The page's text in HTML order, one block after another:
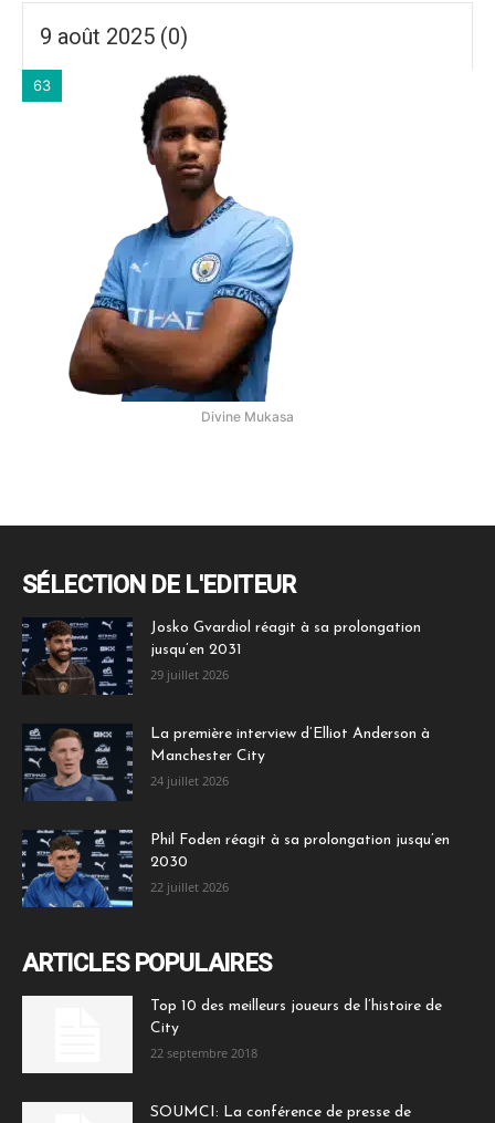
9 août 2025 (0)
63
Divine Mukasa
SÉLECTION DE L'EDITEUR
Josko Gvardiol réagit à sa prolongation
jusqu’en 2031
29 juillet 2026
La première interview d’Elliot Anderson à
Manchester City
24 juillet 2026
Phil Foden réagit à sa prolongation jusqu’en
2030
22 juillet 2026
ARTICLES POPULAIRES
Top 10 des meilleurs joueurs de l’histoire de
City
22 septembre 2018
SOUMCI: La conférence de presse de